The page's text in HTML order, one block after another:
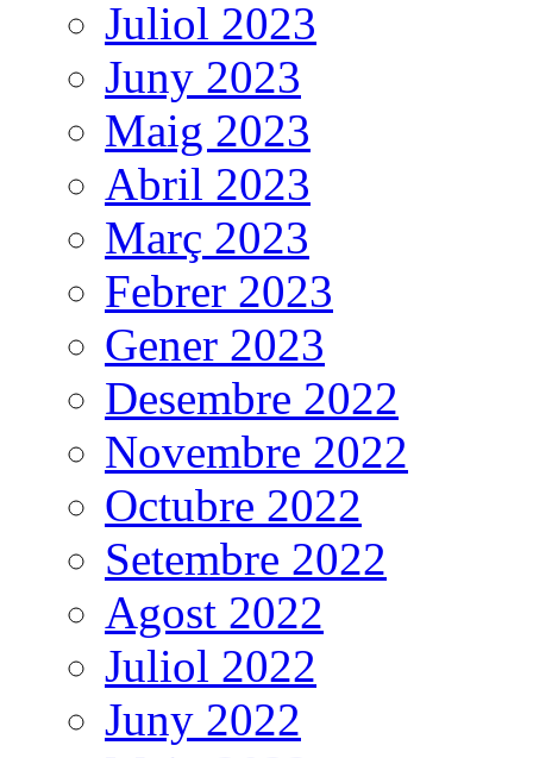
Juliol 2023
Juny 2023
Maig 2023
Abril 2023
Març 2023
Febrer 2023
Gener 2023
Desembre 2022
Novembre 2022
Octubre 2022
Setembre 2022
Agost 2022
Juliol 2022
Juny 2022